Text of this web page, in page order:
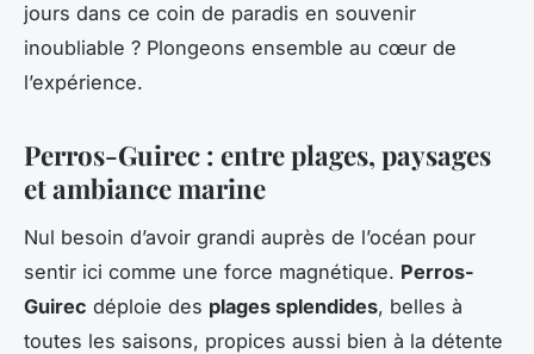
jours dans ce coin de paradis en souvenir
inoubliable ? Plongeons ensemble au cœur de
l’expérience.
Perros-Guirec : entre plages, paysages
et ambiance marine
Nul besoin d’avoir grandi auprès de l’océan pour
sentir ici comme une force magnétique. Perros-
Guirec déploie des plages splendides, belles à
toutes les saisons, propices aussi bien à la détente